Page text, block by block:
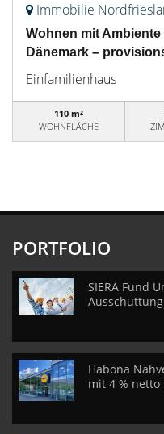
Immobilie
Wohnen mit
Dänemark –
Einfamilienhaus
110 m²
WOHNFLÄCHE
PORTFOLIO
SIERA Fund
Habona
mit 4 % netto